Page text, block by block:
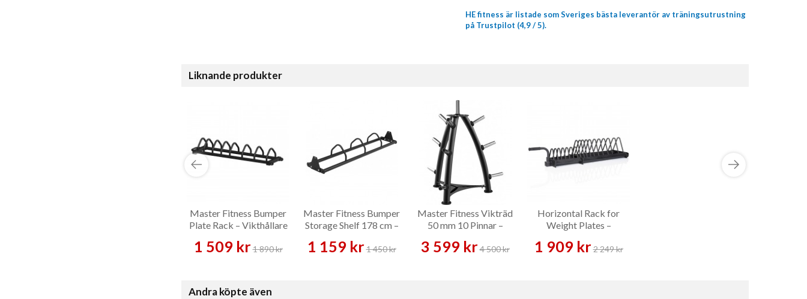
HE fitness är listade som Sveriges bästa leverantör av träningsutrustning
på Trustpilot (4,9 / 5).
Liknande produkter
Master Fitness Bumper
Plate Rack – Vikthållare
1 509 kr1 890 kr
Master Fitness Bumper
Storage Shelf 178 cm –
1 159 kr1 450 kr
Master Fitness Vikträd
50 mm 10 Pinnar –
3 599 kr4 500 kr
Horizontal Rack for
Weight Plates –
1 909 kr2 249 kr
Andra köpte även